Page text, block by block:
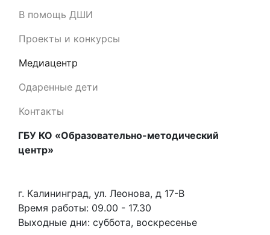
В помощь ДШИ
Проекты и конкурсы
Медиацентр
Одаренные дети
Контакты
ГБУ КО «Образовательно-методический
центр»
г. Калининград, ул. Леонова, д 17-В
Время работы: 09.00 - 17.30
Выходные дни: суббота, воскресенье